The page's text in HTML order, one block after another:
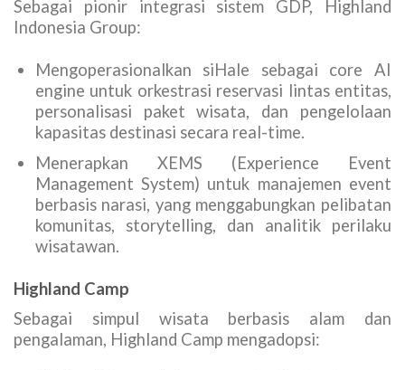
Sebagai pionir integrasi sistem GDP, Highland
Indonesia Group:
Mengoperasionalkan siHale sebagai core AI
engine untuk orkestrasi reservasi lintas entitas,
personalisasi paket wisata, dan pengelolaan
kapasitas destinasi secara real-time.
Menerapkan XEMS (Experience Event
Management System) untuk manajemen event
berbasis narasi, yang menggabungkan pelibatan
komunitas, storytelling, dan analitik perilaku
wisatawan.
Highland Camp
Sebagai simpul wisata berbasis alam dan
pengalaman, Highland Camp mengadopsi: